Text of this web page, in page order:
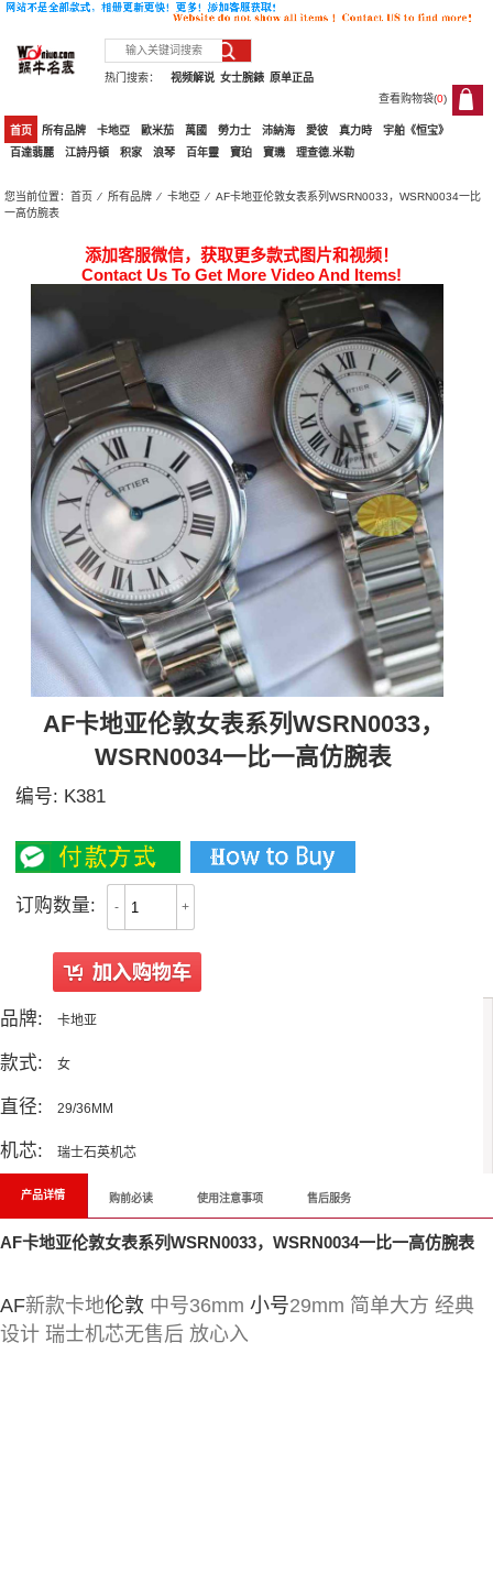
热门搜索： 原单正品
女士腕錶
视频解说
查看购物袋(0)
0
首页 所有品牌 卡地亞 歐米茄 萬國 勞力士 沛納海 愛彼 真力時
宇舶《恒宝》
百達翡麗
江詩丹頓 积家 浪琴 百年靈 寶珀 寶璣 理查德.米勒
您当前位置：首页 ⁄所有品牌 ⁄卡地亞 ⁄ AF卡地亚伦敦女表系列WSRN0033，WSRN0034一比
一高仿腕表
添加客服微信，获取更多款式图片和视频！
Contact Us To Get More Video And Items!
AF卡地亚伦敦女表系列WSRN0033，
WSRN0034一比一高仿腕表
编号: K381
订购数量: - +
品牌: 卡地亚
款式: 女
直径: 29/36MM
机芯: 瑞士石英机芯
产品详情 购前必读 使用注意事项 售后服务
AF卡地亚伦敦女表系列WSRN0033，WSRN0034一比一高仿腕表
AF新款卡地伦敦 中号36mm 小号29mm 简单大方 经典
设计 瑞士机芯无售后 放心入